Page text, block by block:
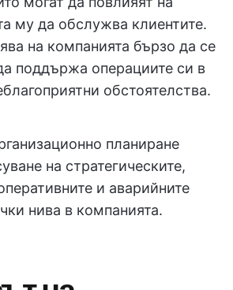
му да обслужва клиентите.
на компанията бързо да се
поддържа операциите си в
обстоятелства.
планиране
на стратегическите,
и аварийните
нива в компанията.